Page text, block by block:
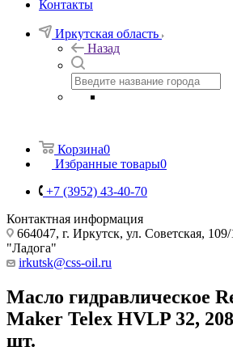
Контакты
Иркутская область
Назад
Корзина0
Избранные товары0
+7 (3952) 43-40-70
Контактная информация
664047, г. Иркутск, ул. Советская,
"Ладога"
irkutsk@css-oil.ru
Масло гидравлическое
Maker Telex HVLP 32,
шт.